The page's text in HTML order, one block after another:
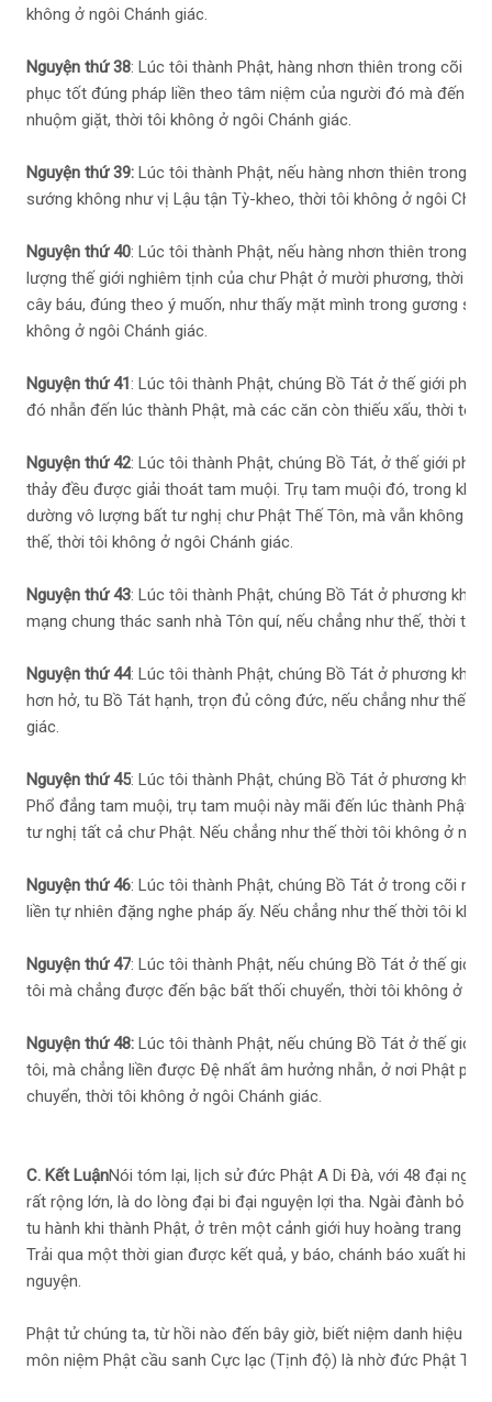
không ở ngôi Chánh giác.
Nguyện thứ 38: Lúc tôi thành Phật, hàng nhơn thiên trong cõi
phục tốt đúng pháp liền theo tâm niệm của người đó mà đến
nhuộm giặt, thời tôi không ở ngôi Chánh giác.
Nguyện thứ 39: Lúc tôi thành Phật, nếu hàng nhơn thiên trong
sướng không như vị Lậu tận Tỳ-kheo, thời tôi không ở ngôi
Nguyện thứ 40: Lúc tôi thành Phật, nếu hàng nhơn thiên trong
lượng thế giới nghiêm tịnh của chư Phật ở mười phương, thời
cây báu, đúng theo ý muốn, như thấy mặt mình trong gương
không ở ngôi Chánh giác.
Nguyện thứ 41: Lúc tôi thành Phật, chúng Bồ Tát ở thế giới
đó nhẫn đến lúc thành Phật, mà các căn còn thiếu xấu, thời tôi
Nguyện thứ 42: Lúc tôi thành Phật, chúng Bồ Tát, ở thế giới
thảy đều được giải thoát tam muội. Trụ tam muội đó, trong
dường vô lượng bất tư nghị chư Phật Thế Tôn, mà vẫn không
thế, thời tôi không ở ngôi Chánh giác.
Nguyện thứ 43: Lúc tôi thành Phật, chúng Bồ Tát ở phương khác
mạng chung thác sanh nhà Tôn quí, nếu chẳng như thế, thời tôi
Nguyện thứ 44: Lúc tôi thành Phật, chúng Bồ Tát ở phương
hơn hở, tu Bồ Tát hạnh, trọn đủ công đức, nếu chẳng như thế,
giác.
Nguyện thứ 45: Lúc tôi thành Phật, chúng Bồ Tát ở phương
Phổ đẳng tam muội, trụ tam muội này mãi đến lúc thành Phật,
tư nghị tất cả chư Phật. Nếu chẳng như thế thời tôi không ở ngôi
Nguyện thứ 46: Lúc tôi thành Phật, chúng Bồ Tát ở trong cõi
liền tự nhiên đặng nghe pháp ấy. Nếu chẳng như thế thời tôi
Nguyện thứ 47: Lúc tôi thành Phật, nếu chúng Bồ Tát ở thế giới
tôi mà chẳng được đến bậc bất thối chuyển, thời tôi không ở
Nguyện thứ 48: Lúc tôi thành Phật, nếu chúng Bồ Tát ở thế giới
tôi, mà chẳng liền được Ðệ nhất âm hưởng nhẫn, ở nơi Phật
chuyển, thời tôi không ở ngôi Chánh giác.
C. Kết LuậnNói tóm lại, lịch sử đức Phật A Di Ðà, với 48 đại
rất rộng lớn, là do lòng đại bi đại nguyện lợi tha. Ngài đành bỏ
tu hành khi thành Phật, ở trên một cảnh giới huy hoàng trang
Trải qua một thời gian được kết quả, y báo, chánh báo xuất
nguyện.
Phật tử chúng ta, từ hồi nào đến bây giờ, biết niệm danh hiệu
môn niệm Phật cầu sanh Cực lạc (Tịnh độ) là nhờ đức Phật